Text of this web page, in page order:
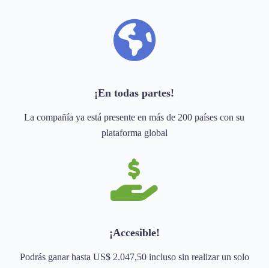
¡En todas partes!
La compañía ya está presente en más de 200 países con su
plataforma global
¡Accesible!
Podrás ganar hasta US$ 2.047,50 incluso sin realizar un solo